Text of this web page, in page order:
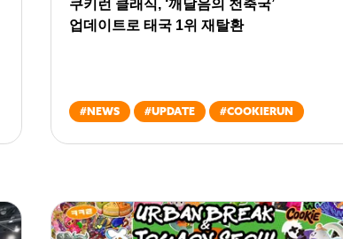
쿠키런 클래식, ‘깨달음의 천축국’
업데이트로 태국 1위 재탈환
#NEWS #UPDATE #COOKIERUN